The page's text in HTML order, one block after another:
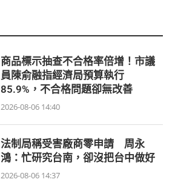
商品標示抽查不合格率倍增！市議
員陳俞融指經濟局預算執行
85.9%，不合格問題卻無改善
2026-08-06 14:40
法制局稱受害廠商零申請 周永
鴻：忙研究台南，卻沒把台中做好
2026-08-06 14:37